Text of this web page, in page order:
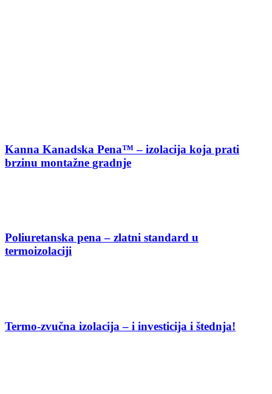
Kanna Kanadska Pena™ – izolacija koja prati
brzinu montažne gradnje
Poliuretanska pena – zlatni standard u
termoizolaciji
Termo-zvučna izolacija – i investicija i štednja!